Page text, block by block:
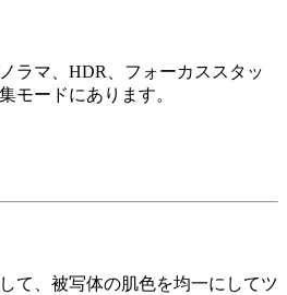
ラマ、HDR、フォーカススタッ
モードにあります。
て、被写体の肌色を均一にしてツ